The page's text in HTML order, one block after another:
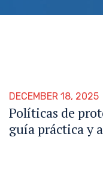
DECEMBER 18, 2025
Políticas de
guía práctica y